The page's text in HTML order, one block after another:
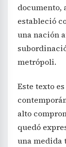
documento,
estableció
una nación
metrópoli.
Este texto
alto
quedó
una medida